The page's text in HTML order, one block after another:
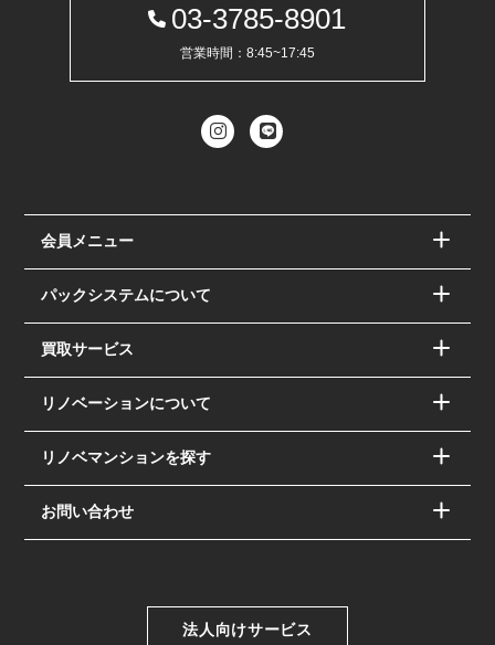
03-3785-8901
営業時間：8:45~17:45
会員メニュー
パックシステムについて
買取サービス
リノベーションについて
リノベマンションを探す
お問い合わせ
法人向けサービス